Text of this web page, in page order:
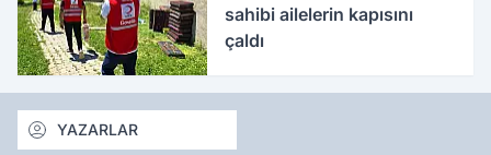
sahibi ailelerin kapısını
çaldı
YAZARLAR